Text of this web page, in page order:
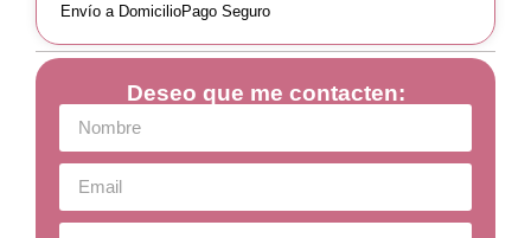
Envío a DomicilioPago Seguro
Deseo que me contacten: